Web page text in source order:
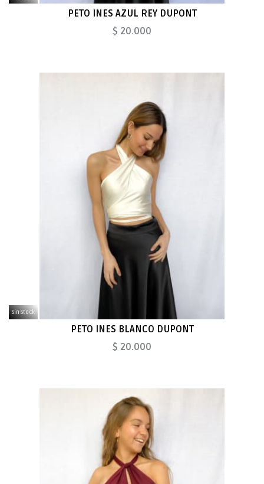
PETO INES AZUL REY DUPONT
$ 20.000
Sin Stock
PETO INES BLANCO DUPONT
$ 20.000